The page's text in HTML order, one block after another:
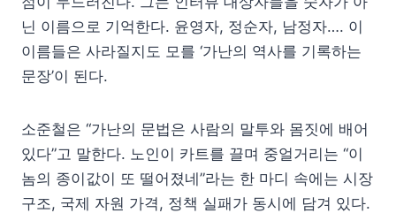
닌 이름으로 기억한다. 윤영자, 정순자, 남정자…. 이
이름들은 사라질지도 모를 ‘가난의 역사를 기록하는
문장’이 된다.
소준철은 “가난의 문법은 사람의 말투와 몸짓에 배어
있다”고 말한다. 노인이 카트를 끌며 중얼거리는 “이
놈의 종이값이 또 떨어졌네”라는 한 마디 속에는 시장
구조, 국제 자원 가격, 정책 실패가 동시에 담겨 있다.